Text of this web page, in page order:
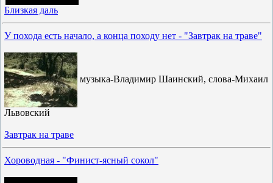
Близкая даль
У похода есть начало, а конца походу нет - "Завтрак на траве"
музыка-Владимир Шаинский, слова-Михаил
Львовский
Завтрак на траве
Хороводная - "Финист-ясный сокол"